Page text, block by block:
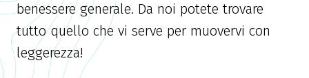
benessere generale. Da noi potete trovare
tutto quello che vi serve per muovervi con
leggerezza!